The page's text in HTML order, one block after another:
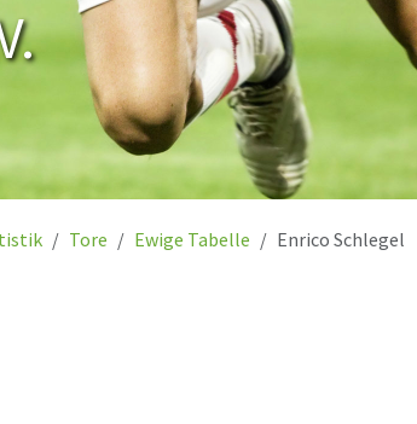
Tore Ewige Tabelle Enrico Schlegel